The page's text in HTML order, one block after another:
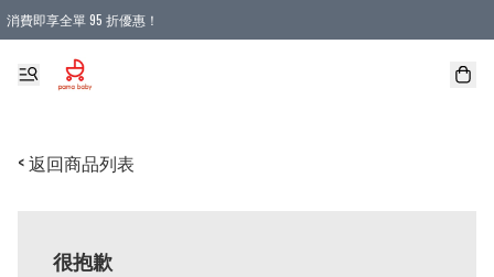
消費即享全單 95 折優惠！
購物滿 HKD 900.00即享免運費優惠！（適用於 本地送貨、本地取貨 )
< 返回商品列表
很抱歉